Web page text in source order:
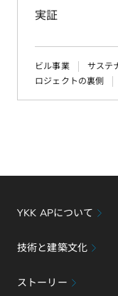
実証
ビル事業 サステ
ロジェクトの裏側
YKK APについて
技術と建築文化
ストーリー